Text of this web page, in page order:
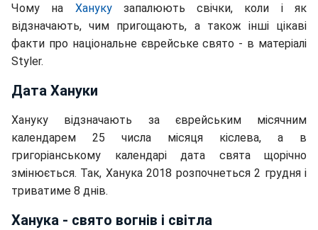
Чому на Ханукузапалюють свічки, коли і як
відзначають, чим пригощають, а також інші цікаві
факти про національне єврейське свято - в матеріалі
Styler.
Дата Хануки
Хануку відзначають за єврейським місячним
календарем 25 числа місяця кіслева, а в
григоріанському календарі дата свята щорічно
змінюється. Так, Ханука 2018 розпочнеться 2 грудня і
триватиме 8 днів.
Ханука - свято вогнів і світла